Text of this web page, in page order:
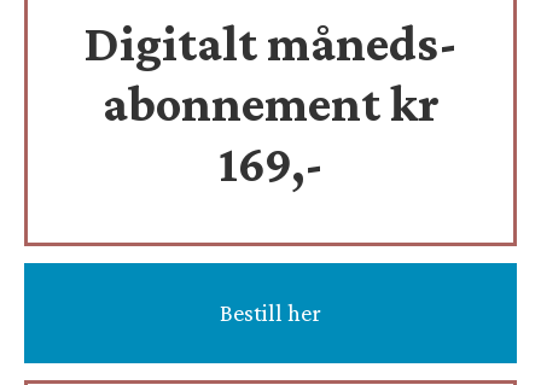
Digitalt måneds-
abonnement kr
169,-
Bestill her